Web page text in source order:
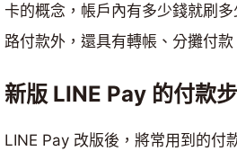
卡的概念，帳戶內有多少錢就刷
路付款外，還具有轉帳、分攤付
新版 LINE Pay 的付款
LINE Pay 改版後，將常用到的付